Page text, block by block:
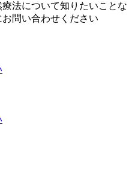
法について知りたいことな
問い合わせください